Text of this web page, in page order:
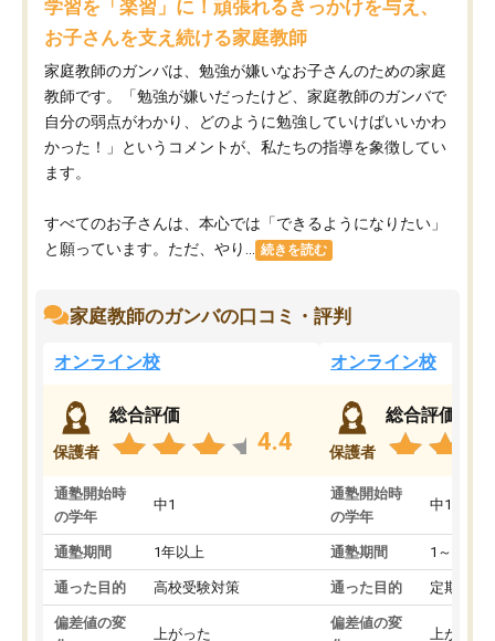
学習を「楽習」に！頑張れるきっかけを与え、
お子さんを支え続ける家庭教師
家庭教師のガンバは、勉強が嫌いなお子さんのための家庭
教師です。「勉強が嫌いだったけど、家庭教師のガンバで
自分の弱点がわかり、どのように勉強していけばいいかわ
かった！」というコメントが、私たちの指導を象徴してい
ます。
すべてのお子さんは、本心では「できるようになりたい」
と願っています。ただ、やり...
続きを読む
家庭教師のガンバの口コミ・評判
オンライン校
保護者
総合評価
4.4
通塾開始時
の学年
中1
通塾期間 1年以上
通った目的 高校受験対策
偏差値の変
上がった
オンライン校
保護者
総合評価
通塾開始時
の学年
中1
通塾期間 1～3ヵ月
通った目的 定期テス
偏差値の変
上がった